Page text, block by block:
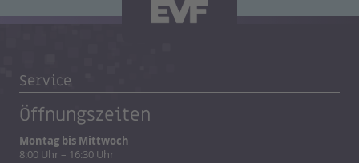
Service
Öffnungszeiten
Montag bis Mittwoch
8:00 Uhr – 16:30 Uhr